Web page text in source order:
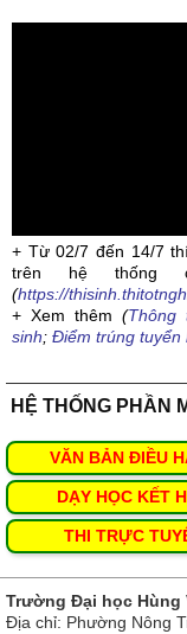
+ Từ 02/7 đến 14/7
trên hệ thống
(https://
+ Xem thêm(Thông
sinh; Điểm trúng tuyển
HỆ THỐNG PHẦN
VĂN BẢN ĐIỀU
DẠY HỌC KẾT
THI TRỰC
Trường Đại học Hùng
Địa chỉ: Phường Nông